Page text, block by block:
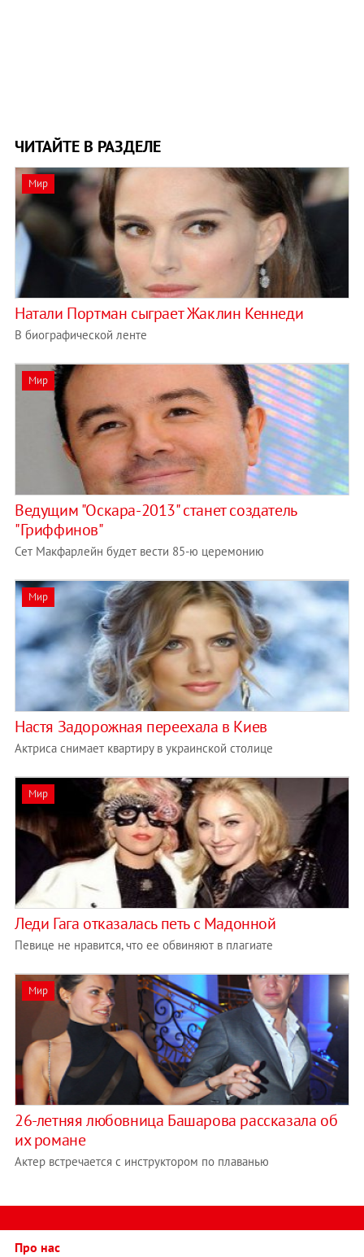
ЧИТАЙТЕ В РАЗДЕЛЕ
Мир
Натали Портман сыграет Жаклин Кеннеди
В биографической ленте
Мир
Ведущим "Оскара-2013" станет создатель
"Гриффинов"
Сет Макфарлейн будет вести 85-ю церемонию
Мир
Настя Задорожная переехала в Киев
Актриса снимает квартиру в украинской столице
Мир
Леди Гага отказалась петь с Мадонной
Певице не нравится, что ее обвиняют в плагиате
Мир
26-летняя любовница Башарова рассказала об
их романе
Актер встречается с инструктором по плаванью
Про нас